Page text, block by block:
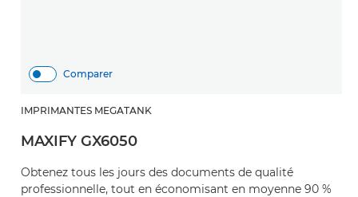
Comparer
IMPRIMANTES MEGATANK
MAXIFY GX6050
Obtenez tous les jours des documents de qualité
professionnelle, tout en économisant en moyenne 90 %